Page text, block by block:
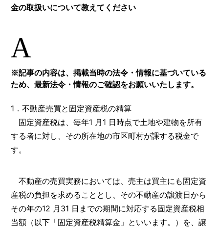
金の取扱いについて教えてください
A
※記事の内容は、掲載当時の法令・情報に基づいている
ため、最新法令・情報のご確認をお願いいたします。
1．不動産売買と固定資産税の精算
固定資産税は、毎年1 月1 日時点で土地や建物を所有
する者に対し、その所在地の市区町村が課する税金で
す。
不動産の売買実務においては、売主は買主にも固定資
産税の負担を求めることとし、その不動産の譲渡日から
その年の12 月31 日までの期間に対応する固定資産税相
当額（以下「固定資産税精算金」といいます。）を、譲